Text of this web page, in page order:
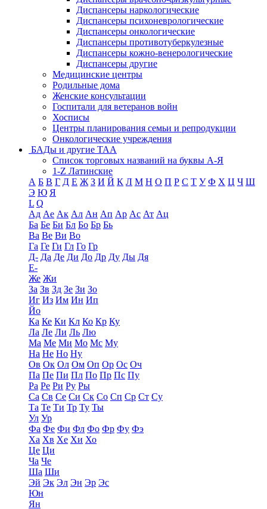
Диспансеры наркологические
Диспансеры психоневрологические
Диспансеры онкологические
Диспансеры противотуберкулезные
Диспансеры кожно-венерологические
Диспансеры другие
Медицинские центры
Родильные дома
Женские консультации
Госпитали для ветеранов войн
Хосписы
Центры планирования семьи и репродукции
Онкологические учреждения
БАДы и другие ТАА
Список торговых названий на буквы А-Я
1-Z Латинские
А Б В Г Д Е Ж З И Й К Л М Н О П Р С Т У Ф Х Ц Ч Ш
Э Ю Я
L Q
Ад Ае Ак Ал Ан Ап Ар Ас Ат Ац
Ба Бе Би Бл Бо Бр Бь
Ва Ве Ви Во
Га Ге Ги Гл Го Гр
Д- Да Де Ди До Др Ду Ды Дя
Е-
Же Жи
За Зв Зд Зе Зи Зо
Иг Из Им Ин Ип
Йо
Ка Ке Ки Кл Ко Кр Ку
Ла Ле Ли Ль Лю
Ма Ме Ми Мо Мс Му
На Не Но Ну
Ов Ок Ол Ом Оп Ор Ос Оч
Па Пе Пи Пл По Пр Пс Пу
Ра Ре Ри Ру Ры
Са Св Се Си Ск Со Сп Ср Ст Су
Та Те Ти Тр Ту Ты
Ул Ур
Фа Фе Фи Фл Фо Фр Фу Фэ
Ха Хв Хе Хи Хо
Це Ци
Ча Че
Ша Ши
Эй Эк Эл Эн Эр Эс
Юн
Ян